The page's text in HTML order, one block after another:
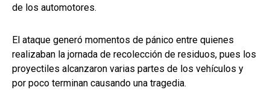
de los automotores.
El ataque generó momentos de pánico entre quienes
realizaban la jornada de recolección de residuos, pues los
proyectiles alcanzaron varias partes de los vehículos y
por poco terminan causando una tragedia.